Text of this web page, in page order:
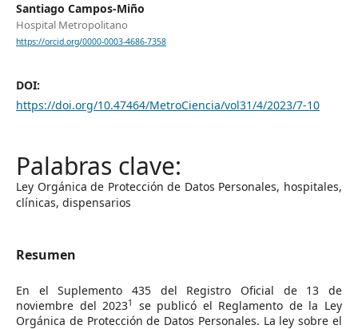
Santiago Campos-Miño
Hospital Metropolitano
https://orcid.org/0000-0003-4686-7358
DOI:
https://doi.org/10.47464/MetroCiencia/vol31/4/2023/7-10
Ley Orgánica de Protección de Datos Personales, hospitales,
clínicas, dispensarios
Resumen
En el Suplemento 435 del Registro Oficial de 13 de
noviembre del 20231
se publicó el Reglamento de la Ley
Orgánica de Protección de Datos Personales. La ley sobre el